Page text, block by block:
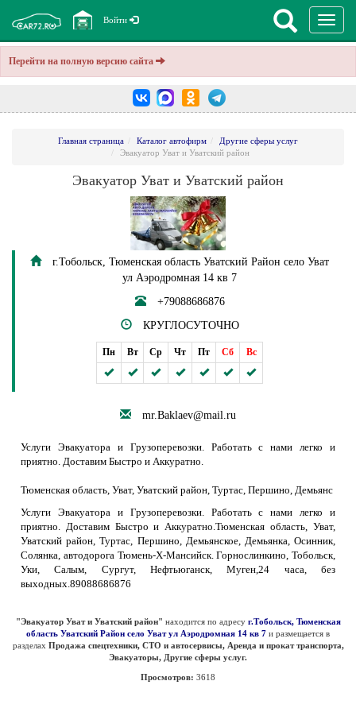
Перейти на полную версию сайта
Войти
Главная страница Каталог автофирм
Другие сферы услуг
Эвакуатор Уват и Уватский район
Эвакуатор Уват и Уватский район
г.Тобольск, Тюменская область Уватский Район село Уват
ул Аэродромная 14 кв 7
+79088686876
КРУГЛОСУТОЧНО
Пн Вт Ср Чт Пт Сб Вс
mr.Baklaev@mail.ru
Услуги Эвакуатора и Грузоперевозки. Работать с нами легко и
приятно. Доставим Быстро и Аккуратно.
Тюменская область, Уват, Уватский район, Туртас, Першино, Демьянс
Услуги Эвакуатора и Грузоперевозки. Работать с нами легко и
приятно. Доставим Быстро и Аккуратно.Тюменская область, Уват,
Уватский район, Туртас, Першино, Демьянское, Демьянка, Осинник,
Солянка, автодорога Тюмень-Х-Мансийск. Горнослинкино, Тобольск,
Уки, Салым, Сургут, Нефтьюганск, Муген,24 часа, без
выходных.89088686876
"Эвакуатор Уват и Уватский район" находится по адресу г.Тобольск, Тюменская
область Уватский Район село Уват ул Аэродромная 14 кв 7 и размещается в
разделах Продажа спецтехники, СТО и автосервисы, Аренда и прокат транспорта,
Эвакуаторы, Другие сферы услуг.
Просмотров: 3618